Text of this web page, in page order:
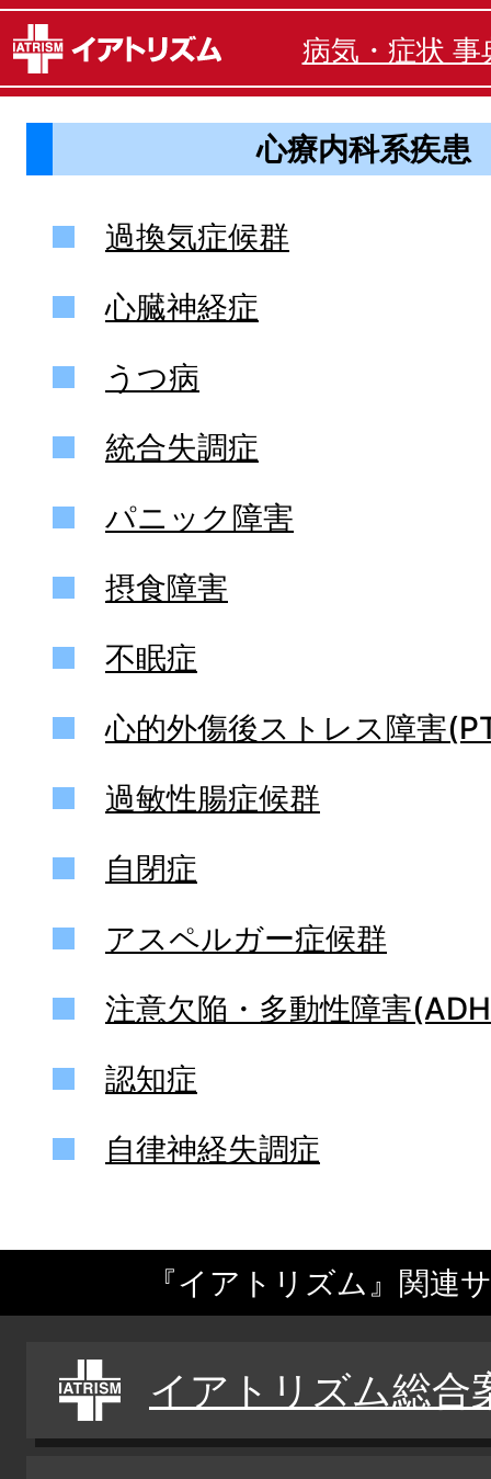
病気・症状 事
心療内科系疾患
過換気症候群
心臓神経症
うつ病
統合失調症
パニック障害
摂食障害
不眠症
心的外傷後ストレス障害
過敏性腸症候群
自閉症
アスペルガー症候群
注意欠陥・多動性障害
認知症
自律神経失調症
『イアトリズム』関連
イアトリズム総合